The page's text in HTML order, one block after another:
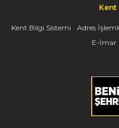
Kent
Kent Bilgi Sistemi Adres
E-İmar